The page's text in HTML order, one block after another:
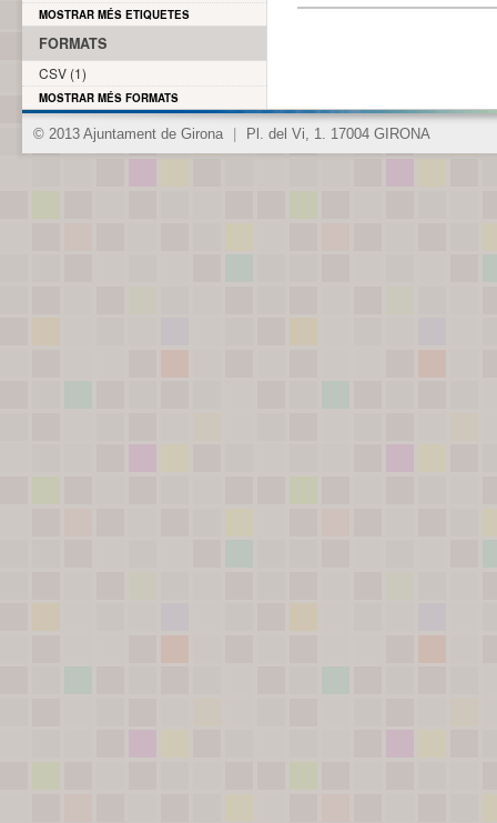
MOSTRAR MÉS ETIQUETES
FORMATS
CSV (1)
MOSTRAR MÉS FORMATS
© 2013 Ajuntament de Girona Pl. del Vi, 1. 17004 GIRONA